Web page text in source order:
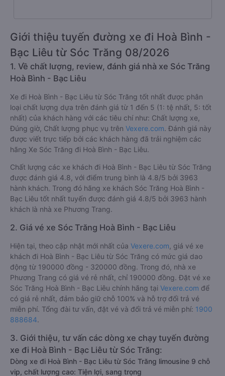
Giới thiệu tuyến đường xe đi Hoà Bình -
Bạc Liêu từ Sóc Trăng 08/2026
1. Về chất lượng, review, đánh giá nhà xe Sóc Trăng
Hoà Bình - Bạc Liêu
Xe đi Hoà Bình - Bạc Liêu từ Sóc Trăng tốt nhất được phân
loại chất lượng dựa trên đánh giá từ 1 đến 5 (1: tệ nhất, 5: tốt
nhất) của khách hàng với các tiêu chí như: Chất lượng xe,
Đúng giờ, Chất lượng phục vụ trên Vexere.com. Đánh giá này
được viết trực tiếp bởi các khách hàng đã trải nghiệm các
hãng Xe Sóc Trăng đi Hoà Bình - Bạc Liêu.
Chất lượng các xe khách đi Hoà Bình - Bạc Liêu từ Sóc Trăng
được đánh giá 4.8, với điểm trung bình là 4.8/5 bởi 3963
hành khách. Trong đó hãng xe khách Sóc Trăng Hoà Bình -
Bạc Liêu tốt nhất tuyến được đánh giá 4.8/5 bởi 3963 hành
khách là nhà xe Phương Trang.
2. Giá vé xe Sóc Trăng Hoà Bình - Bạc Liêu
Hiện tại, theo cập nhật mới nhất của Vexere.com , giá vé xe
khách đi Hoà Bình - Bạc Liêu từ Sóc Trăng có mức giá dao
động từ 190000 đồng - 320000 đồng. Trong đó, nhà xe
Phương Trang có giá vé rẻ nhất, chỉ 190000 đồng. Đặt vé xe
Sóc Trăng Hoà Bình - Bạc Liêu chính hãng tại Vexere.com để
có giá rẻ nhất, đảm bảo giữ chỗ 100% và hỗ trợ đổi trả vé
miễn phí. Tổng đài tư vấn, đặt vé và đổi trả vé miễn phí: 1900
888684.
3. Giới thiệu, tư vấn các dòng xe chạy tuyến đường
xe đi Hoà Bình - Bạc Liêu từ Sóc Trăng:
Dòng xe đi Hoà Bình - Bạc Liêu từ Sóc Trăng limousine 9 chỗ
vip, chất lượng cao: Tiện lợi, sang trọng